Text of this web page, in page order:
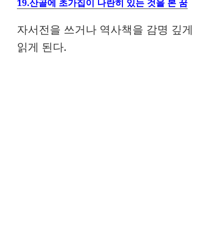
19.산골에 초가집이 나란히 있는 것을 본 꿈
자서전을 쓰거나 역사책을 감명 깊게
읽게 된다.